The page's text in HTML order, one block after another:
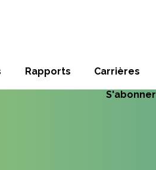
Rapports Carrières
S'abonner